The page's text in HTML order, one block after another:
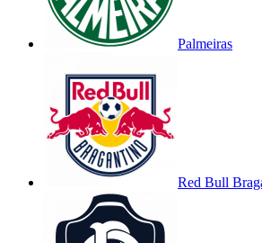
Palmeiras
Red Bull